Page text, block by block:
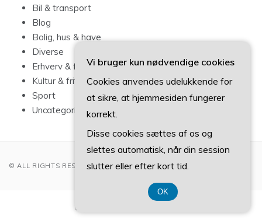
Bil & transport
Blog
Bolig, hus & have
Diverse
Erhverv & forbrug
Kultur & fritid
Sport
Uncategorized
© ALL RIGHTS RESERVED 2022
CVR-Nummer 374 077 39
Vi bruger kun nødvendige cookies
Cookies anvendes udelukkende for
at sikre, at hjemmesiden fungerer
korrekt.
Disse cookies sættes af os og
slettes automatisk, når din session
slutter eller efter kort tid.
OK